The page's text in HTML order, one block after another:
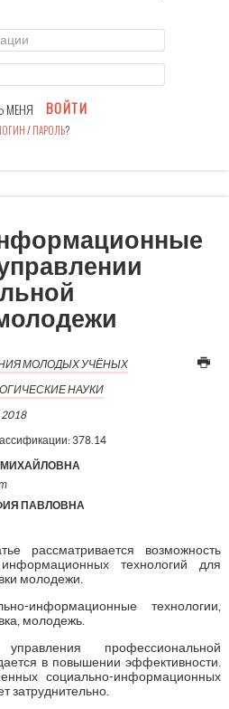
МЕНЯ ВОЙТИ
/ПАРОЛЬ?
МОЛОДЫХ УЧЁНЫХ
НАУКИ
378.14
МИХАЙЛОВНА
ПАВЛОВНА
рассматривается возможность
технологий для
молодежи.
информационные технологии,
молодежь.
профессиональной
в повышении эффективности.
социально-информационных
затруднительно.